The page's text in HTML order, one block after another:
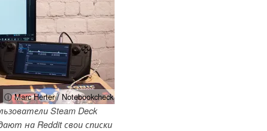
ⓘ Marc Herter / Notebookcheck
Steam Deck
на Reddit свои списки